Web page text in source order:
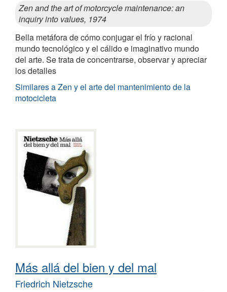
Zen and the art of motorcycle maintenance: an
inquiry into values, 1974
Bella metáfora de cómo conjugar el frío y racional
mundo tecnológico y el cálido e imaginativo mundo
del arte. Se trata de concentrarse, observar y apreciar
los detalles
Similares a Zen y el arte del mantenimiento de la
motocicleta
Más allá del bien y del mal
Friedrich Nietzsche